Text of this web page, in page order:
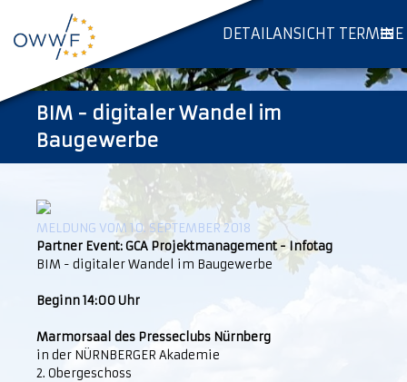
DETAILANSICHT TERMINE
BIM - digitaler Wandel im
Baugewerbe
MELDUNG VOM 10. SEPTEMBER 2018
Partner Event: GCA Projektmanagement - Infotag
BIM - digitaler Wandel im Baugewerbe
Beginn 14:00 Uhr
Marmorsaal des Presseclubs Nürnberg
in der NÜRNBERGER Akademie
2. Obergeschoss